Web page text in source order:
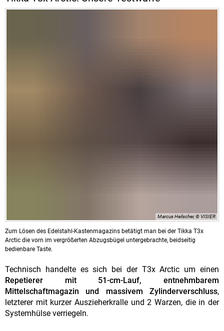
Marcus Heilscher, © VISIER
Zum Lösen des Edelstahl-Kastenmagazins betätigt man bei der Tikka T3x
Arctic die vorn im vergrößerten Abzugsbügel untergebrachte, beidseitig
bedienbare Taste.
Technisch handelte es sich bei der T3x Arctic um einen
Repetierer mit 51-cm-Lauf, entnehmbarem
Mittelschaftmagazin und massivem Zylinderverschluss,
letzterer mit kurzer Auszieherkralle und 2 Warzen, die in der
Systemhülse verriegeln.